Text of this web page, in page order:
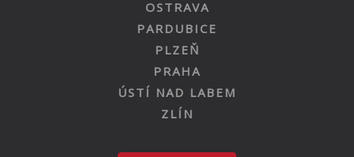
OSTRAVA
PARDUBICE
PLZEŇ
PRAHA
ÚSTÍ NAD LABEM
ZLÍN